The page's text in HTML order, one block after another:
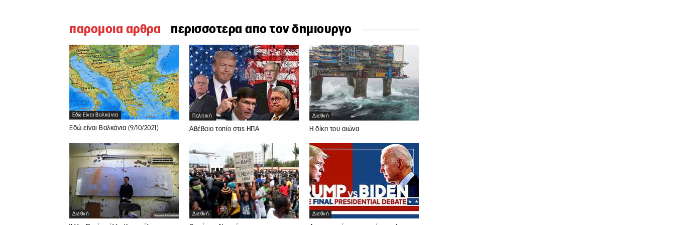
παρομοια αρθρα περισσοτερα απο τον δημιουργο
Εδώ Είναι Βαλκάνια
Εδώ είναι Βαλκάνια (9/10/2021)
Πολιτική
Αβέβαιο τοπίο στις ΗΠΑ
Διεθνή
Η δίκη του αιώνα
Διεθνή Διεθνή Διεθνή